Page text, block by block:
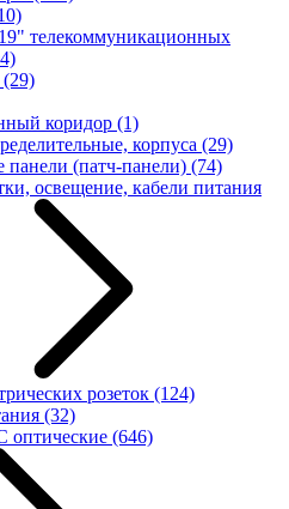
телекоммуникационных
(29)
коридор (1)
корпуса (29)
(патч-панели) (74)
освещение, кабели питания
розеток (124)
(32)
(646)